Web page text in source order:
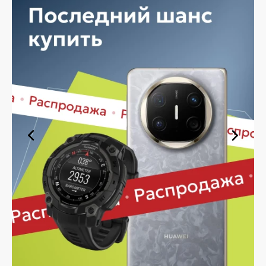
быстро — независимо от объема, с возможностью
выполнить бесплатную доставку.
Планируете покупку в рассрочку? У нас есть такая
услуга. Мы предлагаем удобные условия оплаты,
выберите нужную позицию, добавьте в корзину и
оформите заявку — купить стилус в Белгороде вы
сможете в кратчайшие сроки.
Ассортимент стилусов в
магазине iSpace в Белгороде
На нашей торговой платформе представлен широкий
выбор продукции. Среди ассортимента, как новинки
рынка, так и проверенные временем модели. Каждый
продукт в каталоге соответствует стандартам
качества. Вы можете выбрать и заказать стилус в
Белгороде в удобной конфигурации и с доступной
ценой.
Мы постоянно обновляем ассортимент, отслеживаем
наличие, поддерживаем актуальность информации,
касающейся цен и наличия. Благодаря этому клиенты